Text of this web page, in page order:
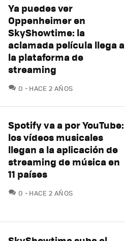
Ya puedes ver
Oppenheimer en
SkyShowtime: la
aclamada película llega a
la plataforma de
streaming
0 COMENTARIOS
HACE 2 AÑOS
Spotify va a por YouTube:
los vídeos musicales
llegan a la aplicación de
streaming de música en
11 países
0 COMENTARIOS
HACE 2 AÑOS